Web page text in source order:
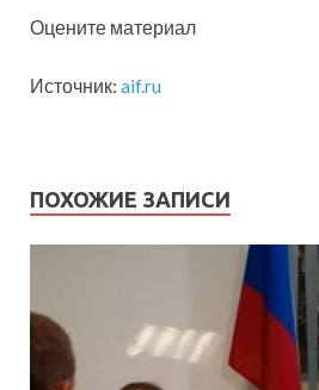
Оцените материал
Источник: aif.ru
ПОХОЖИЕ ЗАПИСИ